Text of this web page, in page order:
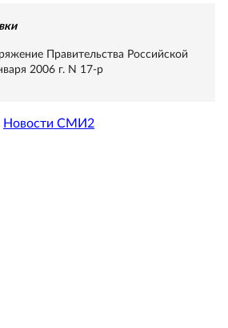
Правительства Российской
2006 г. N 17-р
Новости СМИ2